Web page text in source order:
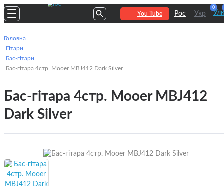
You Tube Рос Укр
0
Головна
Гітари
Бас-гітари
Бас-гітара 4стр. Mooer MBJ412 Dark Silver
Бас-гітара 4стр. Mooer MBJ412
Dark Silver